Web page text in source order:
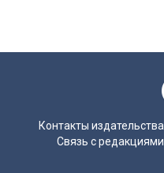
Контакты издательства
Связь с редакциями